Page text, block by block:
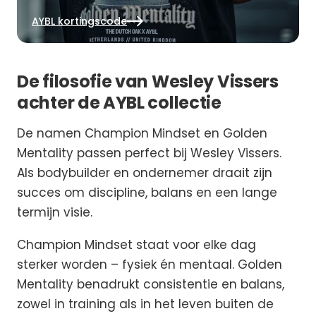
AYBL kortingscode
De filosofie van Wesley Vissers
achter de AYBL collectie
De namen Champion Mindset en Golden
Mentality passen perfect bij Wesley Vissers.
Als bodybuilder en ondernemer draait zijn
succes om discipline, balans en een lange
termijn visie.
Champion Mindset staat voor elke dag
sterker worden – fysiek én mentaal. Golden
Mentality benadrukt consistentie en balans,
zowel in training als in het leven buiten de